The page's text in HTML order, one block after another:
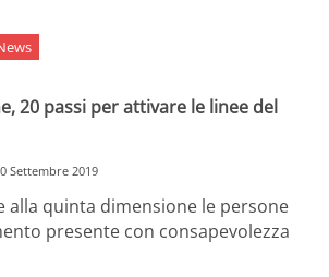
20 passi per attivare le linee del
Settembre 2019
alla quinta dimensione le persone
presente con consapevolezza